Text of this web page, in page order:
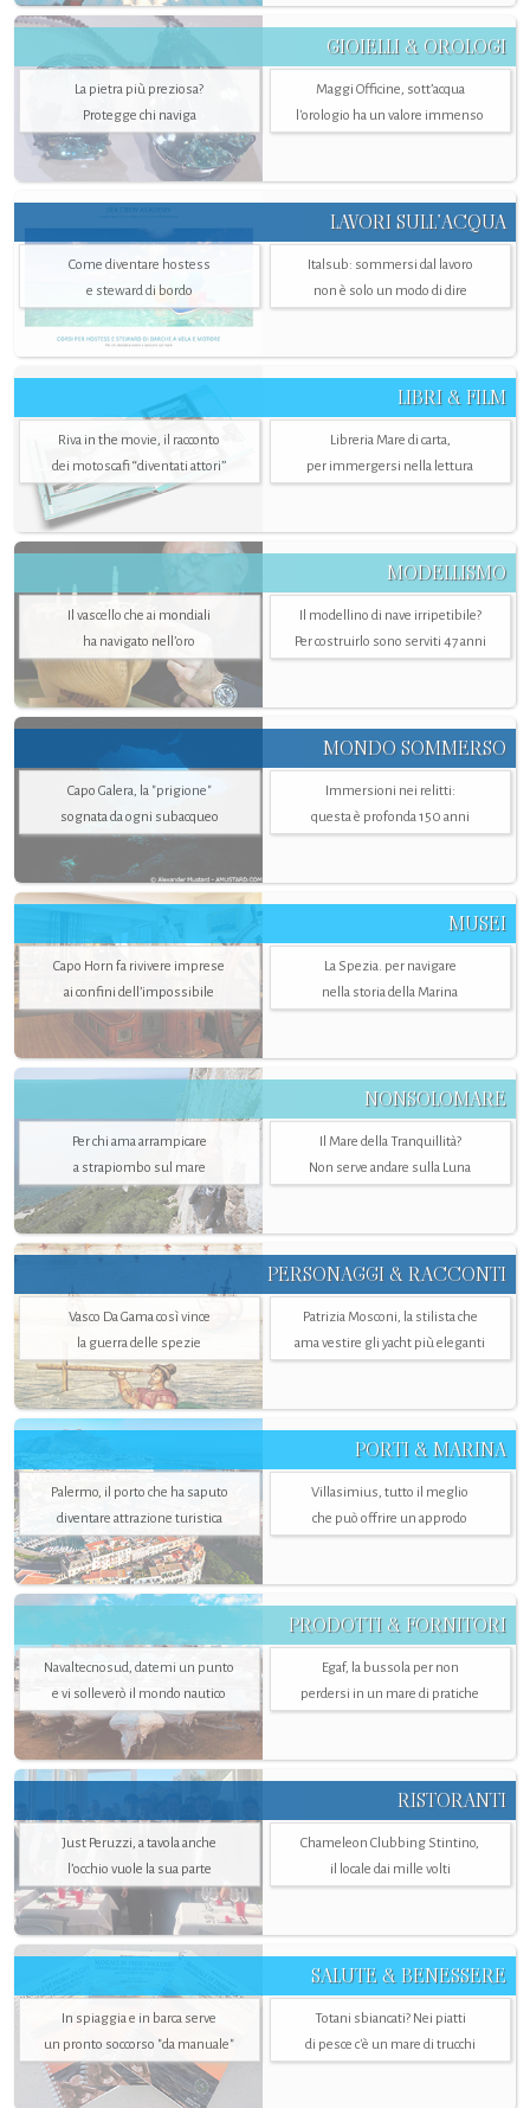
GIOIELLI & OROLOGI
La pietra più preziosa?
Protegge chi naviga
Maggi Officine, sott’acqua
l'orologio ha un valore immenso
LAVORI SULL’ACQUA
Come diventare hostess
e steward di bordo
Italsub: sommersi dal lavoro
non è solo un modo di dire
LIBRI & FILM
Riva in the movie, il racconto
dei motoscafi “diventati attori”
Libreria Mare di carta,
per immergersi nella lettura
MODELLISMO
Il vascello che ai mondiali
ha navigato nell’oro
Il modellino di nave irripetibile?
Per costruirlo sono serviti 47 anni
MONDO SOMMERSO
Capo Galera, la "prigione"
sognata da ogni subacqueo
Immersioni nei relitti:
questa è profonda 150 anni
MUSEI
Capo Horn fa rivivere imprese
ai confini dell’impossibile
La Spezia. per navigare
nella storia della Marina
NONSOLOMARE
Per chi ama arrampicare
a strapiombo sul mare
Il Mare della Tranquillità?
Non serve andare sulla Luna
PERSONAGGI & RACCONTI
Vasco Da Gama così vince
la guerra delle spezie
Patrizia Mosconi, la stilista che
ama vestire gli yacht più eleganti
PORTI & MARINA
Palermo, il porto che ha saputo
diventare attrazione turistica
Villasimius, tutto il meglio
che può offrire un approdo
PRODOTTI & FORNITORI
Navaltecnosud, datemi un punto
e vi solleverò il mondo nautico
Egaf, la bussola per non
perdersi in un mare di pratiche
RISTORANTI
Just Peruzzi, a tavola anche
l’occhio vuole la sua parte
Chameleon Clubbing Stintino,
il locale dai mille volti
SALUTE & BENESSERE
In spiaggia e in barca serve
un pronto soccorso "da manuale"
Totani sbiancati? Nei piatti
di pesce c'è un mare di trucchi